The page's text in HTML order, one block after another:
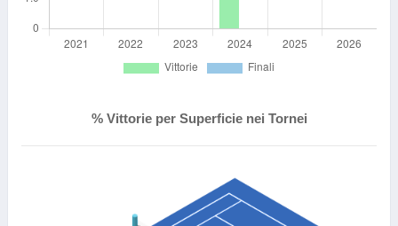
% Vittorie per Superficie nei Tornei